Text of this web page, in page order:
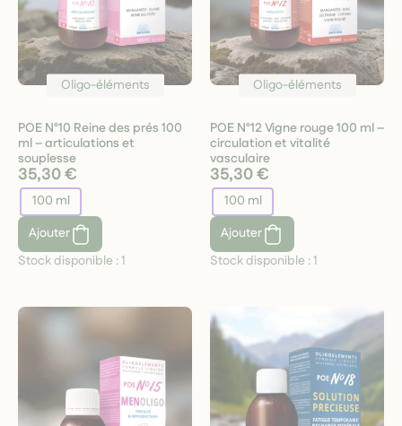
Oligo-éléments
POE N°10 Reine des prés 100
ml – articulations et
souplesse
35,30 €
100 ml
Ajouter
Stock disponible :1
Oligo-éléments
POE N°12 Vigne rouge 100 ml –
circulation et vitalité
vasculaire
35,30 €
100 ml
Ajouter
Stock disponible :1